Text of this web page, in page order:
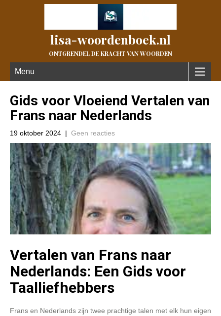
lisa-woordenboek.nl
ONTGRENDEL DE KRACHT VAN WOORDEN
Menu
Gids voor Vloeiend Vertalen van
Frans naar Nederlands
19 oktober 2024 | Geen reacties
Vertalen van Frans naar
Nederlands: Een Gids voor
Taalliefhebbers
Frans en Nederlands zijn twee prachtige talen met elk hun eigen